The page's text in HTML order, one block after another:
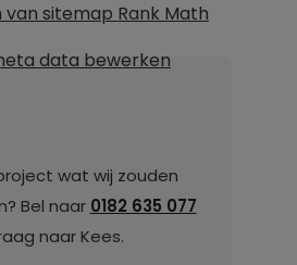
van sitemap Rank Math
data bewerken
wat wij zouden
Bel naar 0182 635 077
naar Kees.